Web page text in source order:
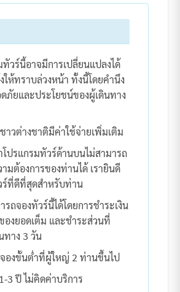
ทัวร์นี้อาจมีการเปลี่ยนแปลงได้
ให้ทราบล่วงหน้า ทั้งนี้โดยคำนึง
ภัยและประโยชน์ของผู้เดินทาง
าวต่างชาติมีค่าใช้จ่ายเพิ่มเติม
โปรแกรมทัวร์ด้านบนไม่สามารถ
มต้องการของท่านได้ เรายินดี
ร์ที่ดีที่สุดสำหรับท่าน
ถจองทัวร์นี้ได้โดยการชำระเงิน
องยอดเต็ม และชำระส่วนที่
ทาง 3 วัน
องขั้นต่ำที่ผู้ใหญ่ 2 ท่านขึ้นไป
3 ปี ไม่คิดค่าบริการ